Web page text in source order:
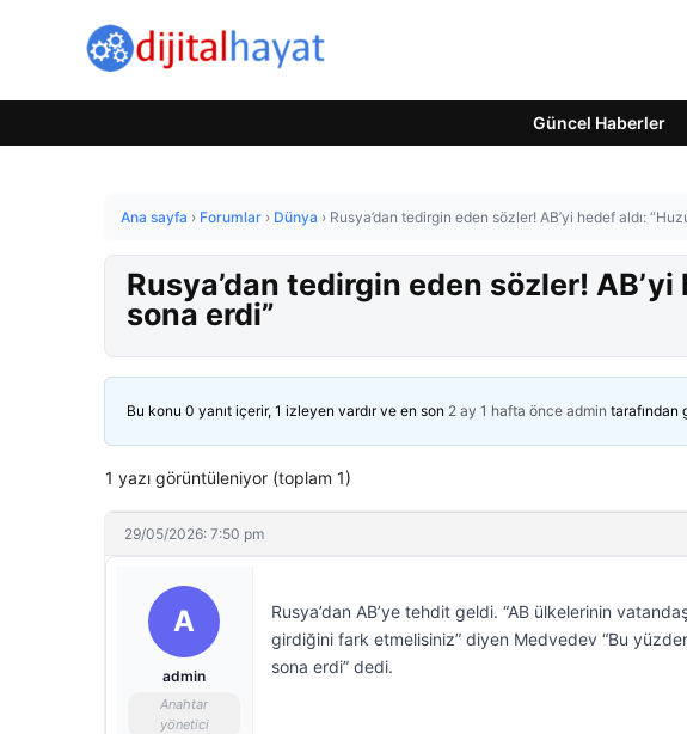
Güncel Haberler
Ana sayfa › Forumlar › Dünya › Rusya’dan tedirgin eden sözler! AB’yi hedef aldı:
Rusya’dan tedirgin eden sözler!
sona erdi”
Bu konu 0 yanıt içerir, 1 izleyen vardır ve en son 2 ay 1 hafta önce admin tarafından
1 yazı görüntüleniyor (toplam 1)
29/05/2026: 7:50 pm
A
admin
Anahtar
yönetici
Rusya’dan AB’ye tehdit geldi. “AB ülkelerinin
girdiğini fark etmelisiniz” diyen Medvedev “Bu
sona erdi” dedi.